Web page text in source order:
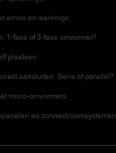
errors en warnings
1-fase of 3-fase omvormer?
plaatsen
aansluiten: Serie of parallel?
micro-omvormers
en zonnestroomsystemen